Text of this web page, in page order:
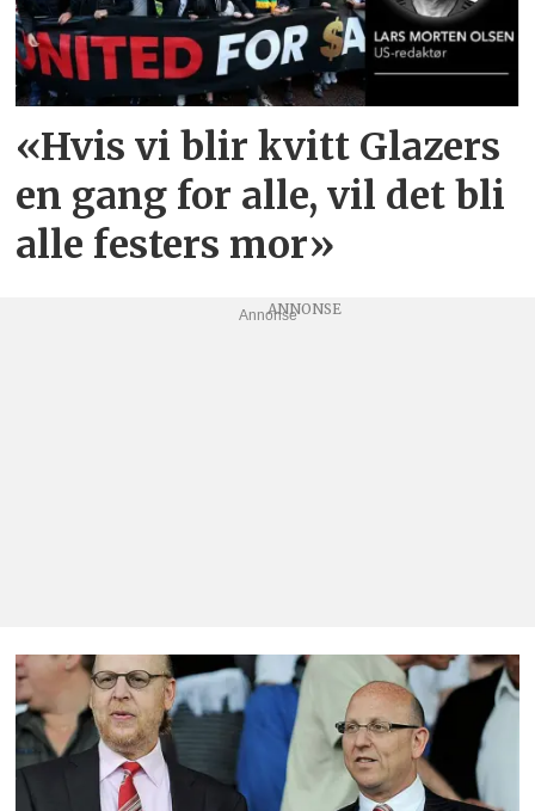
«Hvis vi blir kvitt Glazers
en gang for alle, vil det bli
alle festers mor»
Annonse